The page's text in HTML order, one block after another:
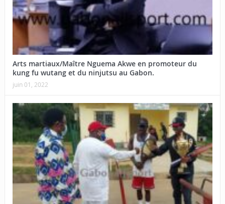
Arts martiaux/Maître Nguema Akwe en promoteur du
kung fu wutang et du ninjutsu au Gabon.
juin 01, 2022